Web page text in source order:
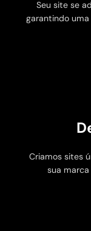
Seu site se
garantindo
Criamos sites
sua